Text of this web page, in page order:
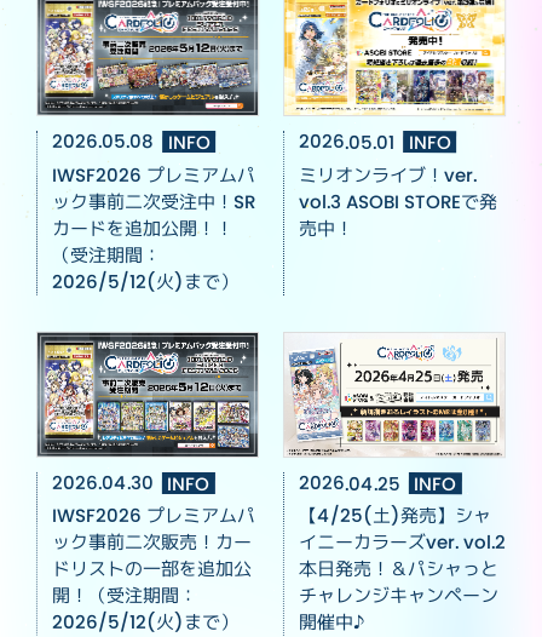
2026.05.08 INFO
IWSF2026 プレミアムパ
ック事前二次受注中！SR
カードを追加公開！！
（受注期間：
2026/5/12(火)まで）
2026.05.01 INFO
ミリオンライブ！ver.
vol.3 ASOBI STOREで発
売中！
2026.04.30 INFO
IWSF2026 プレミアムパ
ック事前二次販売！カー
ドリストの一部を追加公
開！（受注期間：
2026/5/12(火)まで）
2026.04.25 INFO
【4/25(土)発売】シャ
イニーカラーズver. vol.2
本日発売！＆パシャっと
チャレンジキャンペーン
開催中♪